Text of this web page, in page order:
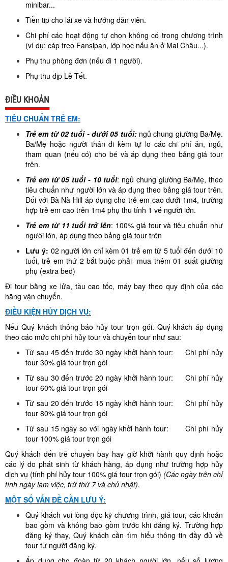
minibar...
Tiền tip cho lái xe và hướng dẫn viên.
Chi phí các hoạt động tự chọn không có trong chương trình
(ví dụ: cáp treo Fansipan, lớp học nấu ăn ở Mai Châu...).
Phụ thu phòng đơn (nếu đi 1 người).
Phụ thu dịp Lễ Tết.
ĐIỀU KHOẢN
TIÊU CHUẨN TRẺ EM:
Trẻ em từ 02 tuổi - dưới 05 tuổi: ngủ chung giường Ba/Mẹ.
Ba/Mẹ hoặc người thân đi kèm tự lo các chi phí ăn, ngủ,
tham quan (nếu có) cho bé và áp dụng theo bảng giá tour
trên.
Trẻ em từ 05 tuổi - 10 tuổi: ngủ chung giường Ba/Mẹ, theo
tiêu chuẩn như người lớn và áp dụng theo bảng giá tour trên.
Đối với Bà Nà Hill áp dụng cho trẻ em cao dưới 1m4, trường
hợp trẻ em cao trên 1m4 phụ thu tính 1 vé người lớn.
Trẻ em từ 11 tuổi trở lên: 100% giá tour và tiêu chuẩn như
người lớn, áp dụng theo bảng giá tour trên
Lưu ý: 02 người lớn chỉ kèm 01 trẻ em từ 5 tuổi đến dưới 10
tuổi, trẻ em thứ 2 bắt buộc phải mua thêm 01 suất giường
phụ (extra bed)
Đi tour bằng xe lửa, tàu cao tốc, máy bay theo quy định của các
hãng vận chuyển.
ĐIỀU KIỆN HỦY DỊCH VỤ:
Nếu Quý khách thông báo hủy tour trọn gói. Quý khách áp dụng
theo các mức chi phí hủy tour và chuyển tour như sau:
Từ sau 45 đến trước 30 ngày khởi hành tour: Chi phí hủy
tour 30% giá tour trọn gói
Từ sau 30 đến trước 20 ngày khởi hành tour: Chi phí hủy
tour 60% giá tour trọn gói
Từ sau 20 đến trước 15 ngày khởi hành tour: Chi phí hủy
tour 80% giá tour trọn gói
Từ sau 15 ngày so với ngày khởi hành tour: Chi phí hủy
tour 100% giá tour trọn gói
Quý khách đến trễ chuyến bay hay giờ khởi hành quy định hoặc
các lý do phát sinh từ khách hàng, áp dụng như trường hợp hủy
dịch vụ (tính phí hủy tour 100% giá tour trọn gói) (Các ngày trên chỉ
tính ngày làm việc, trừ thứ 7 và chủ nhật).
MỘT SỐ VẤN ĐỀ CẦN LƯU Ý:
Quý khách vui lòng đọc kỹ chương trình, giá tour, các khoản
bao gồm và không bao gồm trước khi đăng ký. Trường hợp
đăng ký thay, Quý khách cần tìm hiểu thông tin đầy đủ về
tour từ người đăng ký.